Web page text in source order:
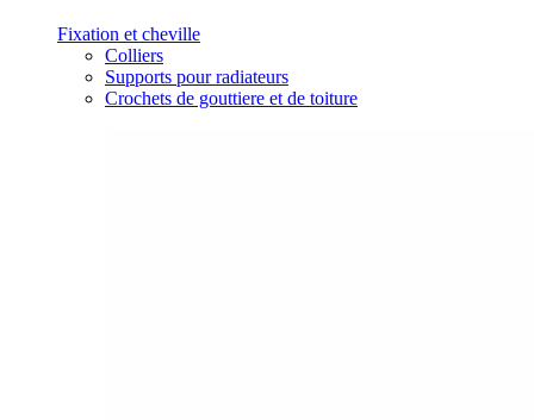
Fixation et cheville
Colliers
Supports pour radiateurs
Crochets de gouttiere et de toiture